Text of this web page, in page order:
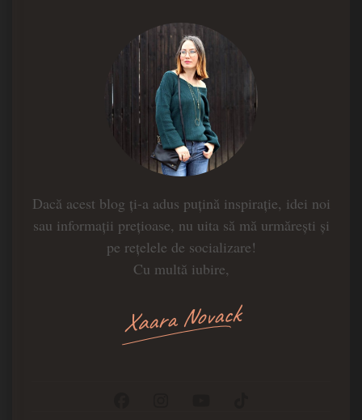
Dacă acest blog ți-a adus puțină inspirație, idei noi
sau informații prețioase, nu uita să mă urmărești și
pe rețelele de socializare!
Cu multă iubire,
Xaara Novack